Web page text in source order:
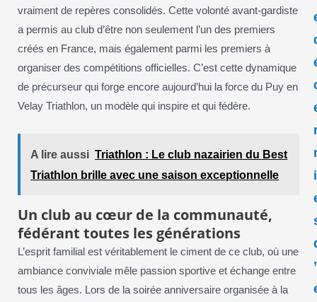
vraiment de repères consolidés. Cette volonté avant-gardiste
a permis au club d’être non seulement l’un des premiers
créés en France, mais également parmi les premiers à
organiser des compétitions officielles. C’est cette dynamique
de précurseur qui forge encore aujourd’hui la force du Puy en
Velay Triathlon, un modèle qui inspire et qui fédère.
A lire aussi Triathlon : Le club nazairien du Best
Triathlon brille avec une saison exceptionnelle
Un club au cœur de la communauté,
fédérant toutes les générations
L’esprit familial est véritablement le ciment de ce club, où une
ambiance conviviale mêle passion sportive et échange entre
tous les âges. Lors de la soirée anniversaire organisée à la
i
’